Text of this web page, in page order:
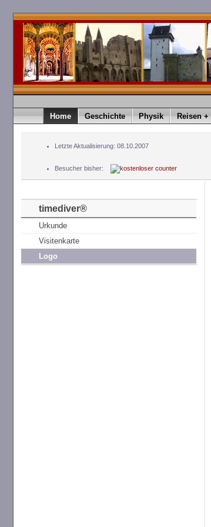
Home Geschichte Physik Reisen +
Letzte Aktualisierung: 08.10.2007
Besucher bisher:
timediver®
Urkunde
Visitenkarte
Logo